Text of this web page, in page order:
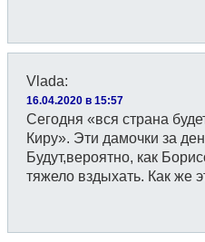
Vlada:
16.04.2020 в 15:57
Сегодня «вся страна
Киру». Эти дамочки за
Будут,вероятно, как
тяжело вздыхать. Как же